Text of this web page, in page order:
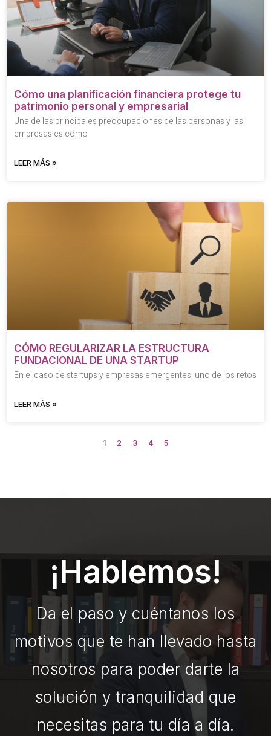
Cómo una planificación financiera protege tu
patrimonio personal y empresarial
Una de las principales preocupaciones de las personas y las
empresas es cómo
LEER MÁS »
CÓMO REGULARIZAR LA ESTRUCTURA
FUNDACIONAL DE UNA STARTUP
En el caso de startups y empresas emergentes, uno de los retos
LEER MÁS »
1 2 3 4 5
¡Hablemos!
Da el paso y cuéntanos los
motivos que te han llevado hasta
nosotros para poder darte la
solución y tranquilidad que
necesitas para tu día a día.